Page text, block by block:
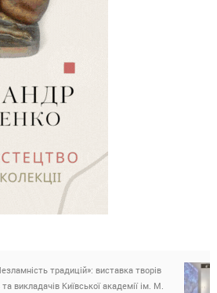
традицій»: виставка творів
викладачів Київської академії ім. М.